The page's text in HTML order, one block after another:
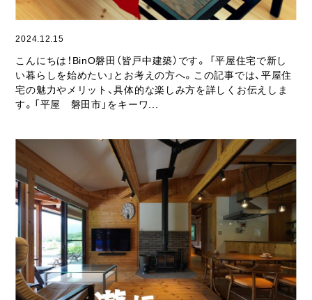
2024.12.15
こんにちは！BinO磐田（皆戸中建築）です。 「平屋住宅で新し
い暮らしを始めたい」とお考えの方へ。この記事では、平屋住
宅の魅力やメリット、具体的な楽しみ方を詳しくお伝えしま
す。「平屋 磐田市」をキーワ...